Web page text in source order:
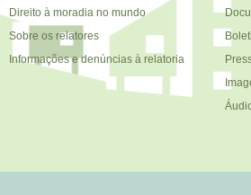
Direito à moradia no mundo
Sobre os relatores
Informações e denúncias à relatoria